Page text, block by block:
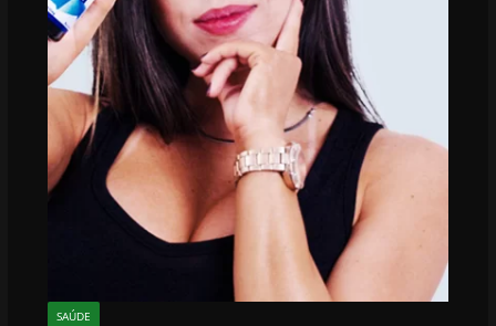
SAÚDE